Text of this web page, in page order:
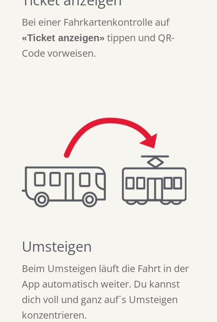
Bei einer Fahrkartenkontrolle auf
«Ticket anzeigen»tippen und QR-
Code vorweisen.
Umsteigen
Beim Umsteigen läuft die Fahrt in der
App automatisch weiter. Du kannst
dich voll und ganz auf´s Umsteigen
konzentrieren.